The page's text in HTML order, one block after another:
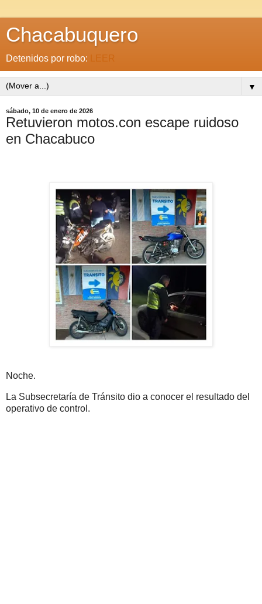
Chacabuquero
Detenidos por robo: LEER
▼
sábado, 10 de enero de 2026
Retuvieron motos.con escape ruidoso
en Chacabuco
Noche.
La Subsecretaría de Tránsito dio a conocer el resultado del
operativo de control.